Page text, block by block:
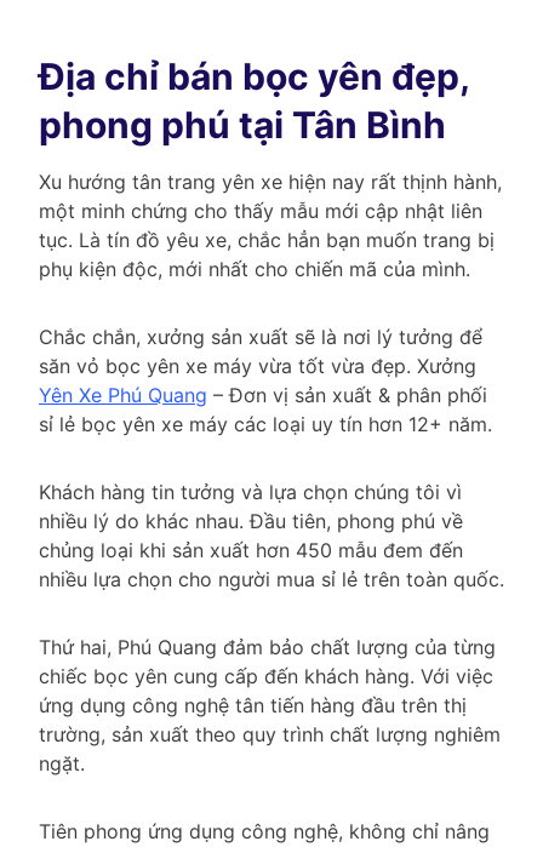
Địa chỉ bán bọc yên đẹp,
phong phú tại Tân Bình
Xu hướng tân trang yên xe hiện nay rất thịnh hành,
một minh chứng cho thấy mẫu mới cập nhật liên
tục. Là tín đồ yêu xe, chắc hẳn bạn muốn trang bị
phụ kiện độc, mới nhất cho chiến mã của mình.
Chắc chắn, xưởng sản xuất sẽ là nơi lý tưởng để
săn vỏ bọc yên xe máy vừa tốt vừa đẹp. Xưởng
Yên Xe Phú Quang – Đơn vị sản xuất & phân phối
sỉ lẻ bọc yên xe máy các loại uy tín hơn 12+ năm.
Khách hàng tin tưởng và lựa chọn chúng tôi vì
nhiều lý do khác nhau. Đầu tiên, phong phú về
chủng loại khi sản xuất hơn 450 mẫu đem đến
nhiều lựa chọn cho người mua sỉ lẻ trên toàn quốc.
Thứ hai, Phú Quang đảm bảo chất lượng của từng
chiếc bọc yên cung cấp đến khách hàng. Với việc
ứng dụng công nghệ tân tiến hàng đầu trên thị
trường, sản xuất theo quy trình chất lượng nghiêm
ngặt.
Tiên phong ứng dụng công nghệ, không chỉ nâng